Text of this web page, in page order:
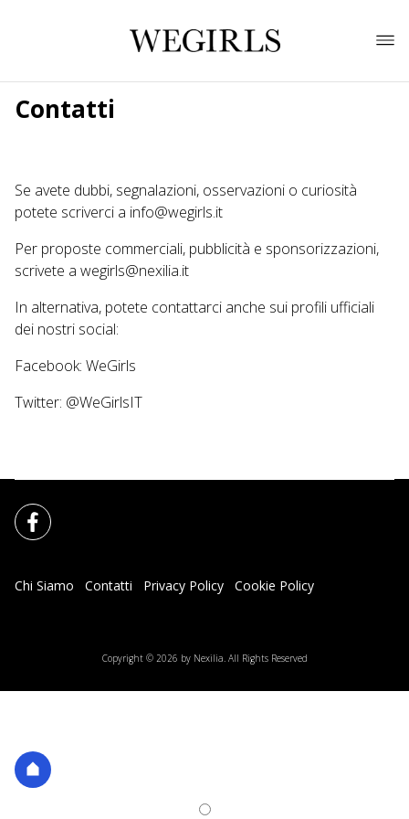
Contatti
Se avete dubbi, segnalazioni, osservazioni o curiosità
potete scriverci a info@wegirls.it
Per proposte commerciali, pubblicità e sponsorizzazioni,
scrivete a wegirls@nexilia.it
In alternativa, potete contattarci anche sui profili ufficiali
dei nostri social:
Facebook: WeGirls
Twitter: @WeGirlsIT
Chi Siamo Contatti Privacy Policy
Cookie Policy
Copyright © 2026 by Nexilia. All Rights Reserved